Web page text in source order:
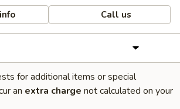
Call us
for additional items or special
an extra charge not calculated on your